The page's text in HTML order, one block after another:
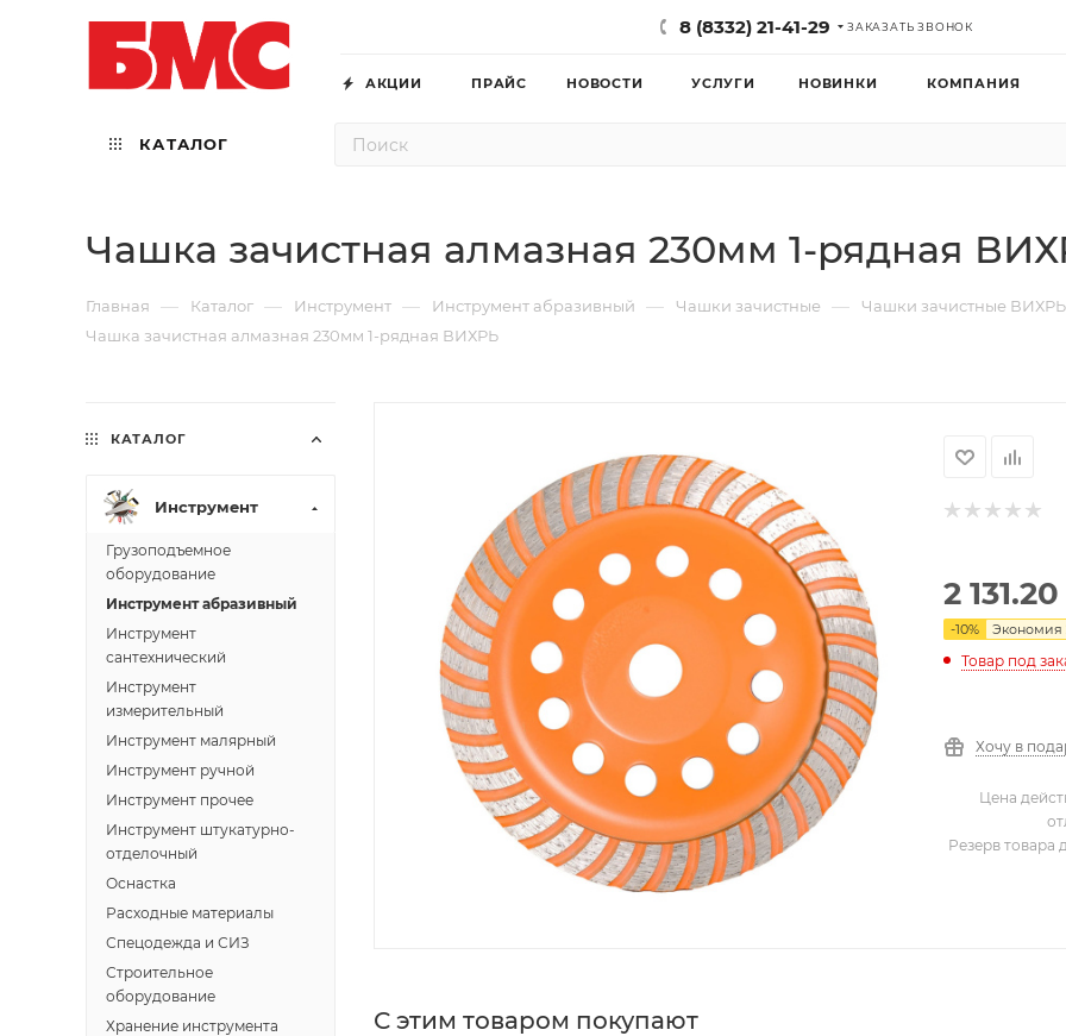
8 (8332) 21-41-29 ЗАКАЗАТЬ ЗВОНОК
АКЦИИ ПРАЙС НОВОСТИ УСЛУГИ НОВИНКИ КОМПАНИЯ
КАТАЛОГ
Чашка зачистная алмазная 230мм 1-рядная
Главная — Каталог — Инструмент — Инструмент абразивный — Чашки зачистные — Чашки зачистные ВИХРЬ
Чашка зачистная алмазная 230мм 1-рядная ВИХРЬ
2 131.20
-10% Экономия
Товар под
Хочу в
Цена
Резерв товара
С этим товаром покупают
КАТАЛОГ
Инструмент
Грузоподъемное
оборудование
Инструмент абразивный
Инструмент
сантехнический
Инструмент
измерительный
Инструмент малярный
Инструмент ручной
Инструмент прочее
Инструмент штукатурно-
отделочный
Оснастка
Расходные материалы
Спецодежда и СИЗ
Строительное
оборудование
Хранение инструмента